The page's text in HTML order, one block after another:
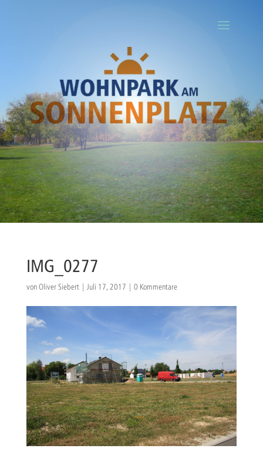
Ihr Titel
Your content goes here. Edit or remove this text inline or in the
module Content settings. You can also style every aspect of this
content in the module Design settings and even apply custom CSS
to this text in the module Advanced settings.
IMG_0277
vonOliver Siebert| Juli 17, 2017 | 0 Kommentare